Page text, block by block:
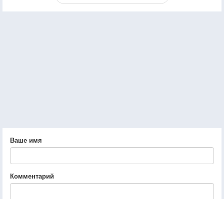
Ваше имя
Комментарий